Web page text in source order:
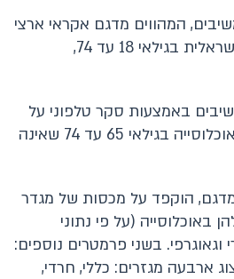
הראשון 2,002 משיבים, המהווים מדגם אקראי ארצי
מייצג, של האוכלוסייה הישראלית בגילאי 18 עד 74,
השני נוספו 61 משיבים באמצעות סקר טלפוני על
מנת להשלים את ייצוג האוכלוסייה בגילאי 65 עד 74 שאינה
הוקפד על מכסות של מגדר
באוכלוסייה (על פי נתוני
וגאוגרפי. בשני פרמטרים נוספים:
ארבעה מגזרים: כללי, חרדי,